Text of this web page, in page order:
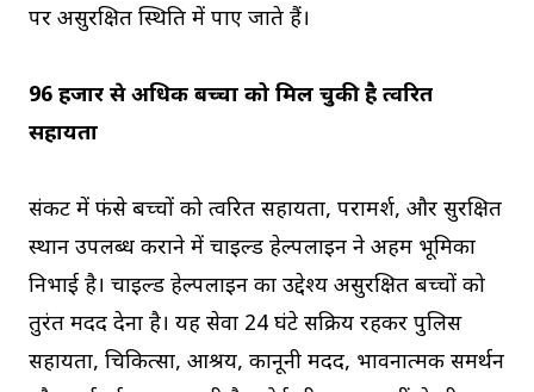
पर असुरक्षित स्थिति में पाए जाते हैं।
96 हजार से अधिक बच्चों को मिल चुकी है त्वरित
सहायता
संकट में फंसे बच्चों को त्वरित सहायता, परामर्श, और सुरक्षित
स्थान उपलब्ध कराने में चाइल्ड हेल्पलाइन ने अहम भूमिका
निभाई है। चाइल्ड हेल्पलाइन का उद्देश्य असुरक्षित बच्चों को
तुरंत मदद देना है। यह सेवा 24 घंटे सक्रिय रहकर पुलिस
सहायता, चिकित्सा, आश्रय, कानूनी मदद, भावनात्मक समर्थन